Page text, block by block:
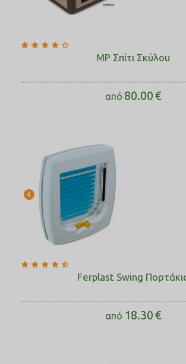
MP Σπίτι Σκύλου
από 80.00€
Ferplast Swing
από 18.30€